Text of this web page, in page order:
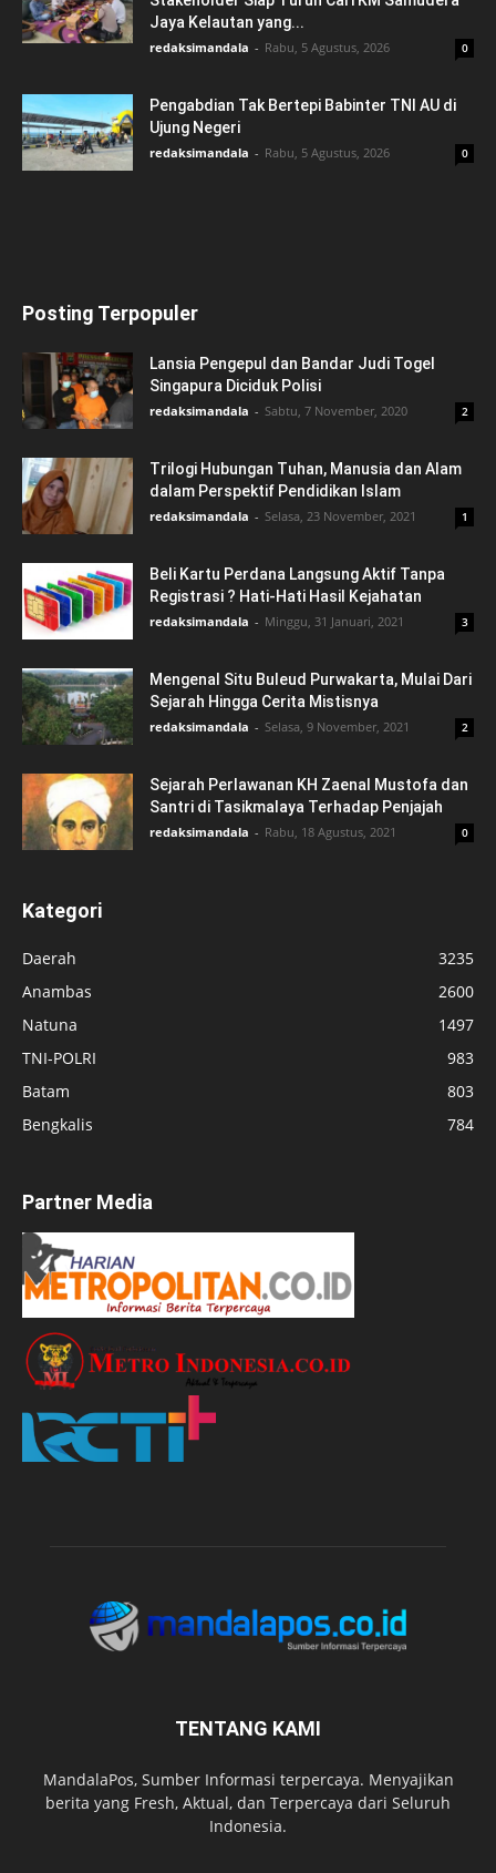
Jaya Kelautan yang...
redaksimandala - Rabu, 5 Agustus, 2026 0
Pengabdian Tak Bertepi Babinter TNI AU di
Ujung Negeri
redaksimandala - Rabu, 5 Agustus, 2026 0
Posting Terpopuler
Lansia Pengepul dan Bandar Judi Togel
Singapura Diciduk Polisi
redaksimandala - Sabtu, 7 November, 2020 2
Trilogi Hubungan Tuhan, Manusia dan Alam
dalam Perspektif Pendidikan Islam
redaksimandala - Selasa, 23 November, 2021 1
Beli Kartu Perdana Langsung Aktif Tanpa
Registrasi ? Hati-Hati Hasil Kejahatan
redaksimandala - Minggu, 31 Januari, 2021 3
Mengenal Situ Buleud Purwakarta, Mulai Dari
Sejarah Hingga Cerita Mistisnya
redaksimandala - Selasa, 9 November, 2021 2
Sejarah Perlawanan KH Zaenal Mustofa dan
Santri di Tasikmalaya Terhadap Penjajah
redaksimandala - Rabu, 18 Agustus, 2021 0
Kategori
Daerah
3235
Anambas
2600
Natuna
1497
TNI-POLRI
983
Batam
803
Bengkalis
784
Partner Media
TENTANG KAMI
MandalaPos, Sumber Informasi terpercaya. Menyajikan
berita yang Fresh, Aktual, dan Terpercaya dari Seluruh
Indonesia.